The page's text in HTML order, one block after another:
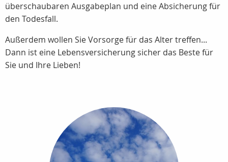
überschaubaren Ausgabeplan und eine Absicherung für
den Todesfall.
Außerdem wollen Sie Vorsorge für das Alter treffen...
Dann ist eine Lebensversicherung sicher das Beste für
Sie und Ihre Lieben!